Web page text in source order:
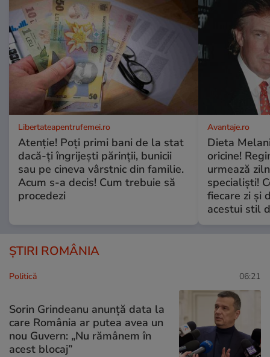
Libertateapentrufemei.ro
Atenție! Poți primi bani de la stat
dacă-ți îngrijești părinții, bunicii
sau pe cineva vârstnic din familie.
Acum s-a decis! Cum trebuie să
procedezi
Avantaje.ro
Dieta
oricine!
urmează
specialiști!
fiecare zi și
acestui stil
ȘTIRI ROMÂNIA
Politică 06:21
Sorin Grindeanu anunță data la
care România ar putea avea un
nou Guvern: „Nu rămânem în
acest blocaj”